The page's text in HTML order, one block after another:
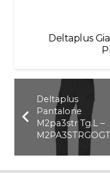
Deltaplus
Deltaplus
Pantalone
M2pa3str Tg.L –
M2PA3STRGOGT